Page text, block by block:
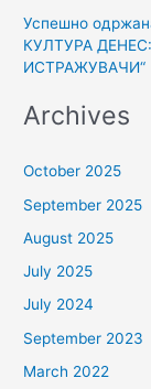
Успешно
КУЛТУРА
ИСТРАЖУВАЧИ“
Archives
October 2025
September 2025
August 2025
July 2025
July 2024
September 2023
March 2022